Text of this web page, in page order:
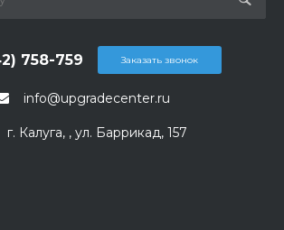
info@upgradecenter.ru
758-759
г. Калуга, , ул. Баррикад, 157
Заказать звонок